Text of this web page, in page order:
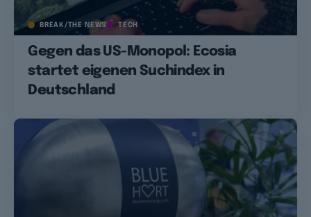
BREAK/THE NEWS TECH
Gegen das US-Monopol: Ecosia
startet eigenen Suchindex in
Deutschland